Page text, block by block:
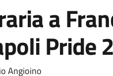
a
Pride
Angioino